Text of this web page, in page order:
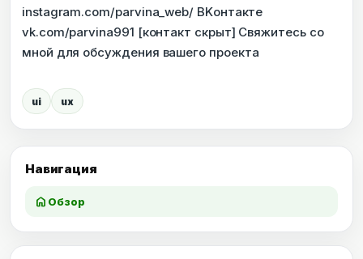
Навигация
home Обзор
instagram.com/parvina_web/ BKонтакте
vk.com/parvina991 [контакт скрыт] Свяжитесь со
мной для обсуждения вашего проекта
ui ux